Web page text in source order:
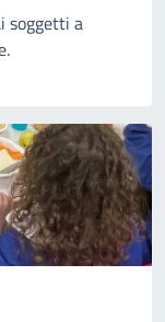
soggetti a